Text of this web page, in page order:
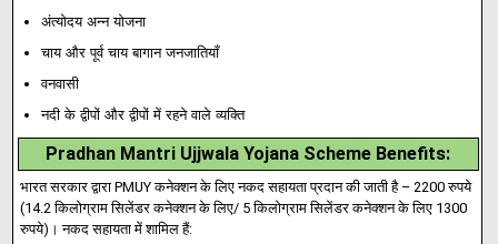
अंत्योदय अन्न योजना
चाय और पूर्व चाय बागान जनजातियाँ
वनवासी
नदी के द्वीपों और द्वीपों में रहने वाले व्यक्ति
Pradhan Mantri Ujjwala Yojana Scheme Benefits:
भारत सरकार द्वारा PMUY कनेक्शन के लिए नकद सहायता प्रदान की जाती है – 2200 रुपये
(14. 2 किलोग्राम सिलेंडर कनेक्शन के लिए/ 5 किलोग्राम सिलेंडर कनेक्शन के लिए 1300
रुपये)। नकद सहायता में शामिल हैं: